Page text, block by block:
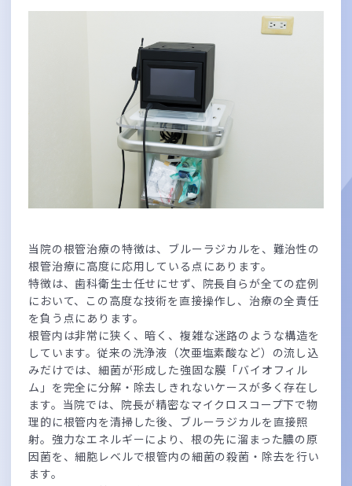
当院の根管治療の特徴は、ブルーラジカルを、難治性の
根管治療に高度に応用している点にあります。
特徴は、歯科衛生士任せにせず、院長自らが全ての症例
において、この高度な技術を直接操作し、治療の全責任
を負う点にあります。
根管内は非常に狭く、暗く、複雑な迷路のような構造を
しています。従来の洗浄液（次亜塩素酸など）の流し込
みだけでは、細菌が形成した強固な膜「バイオフィル
ム」を完全に分解・除去しきれないケースが多く存在し
ます。当院では、院長が精密なマイクロスコープ下で物
理的に根管内を清掃した後、ブルーラジカルを直接照
射。強力なエネルギーにより、根の先に溜まった膿の原
因菌を、細胞レベルで根管内の細菌の殺菌・除去を行い
ます。